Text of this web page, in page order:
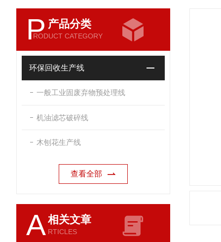
P 产品分类
RODUCT CATEGORY
环保回收生产线
一般工业固废弃物预处理线
机油滤芯破碎线
木刨花生产线
查看全部
A相关文章
RTICLES